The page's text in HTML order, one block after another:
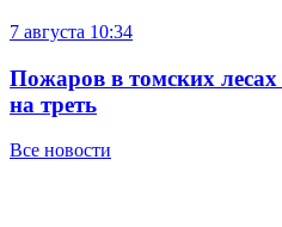
7 августа 10:34
Пожаров в томских
на треть
Все новости